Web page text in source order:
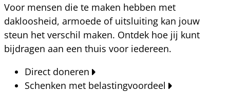
Voor mensen die te maken hebben met
dakloosheid, armoede of uitsluiting kan jouw
steun het verschil maken. Ontdek hoe jij kunt
bijdragen aan een thuis voor iedereen.
Direct doneren
Schenken met belastingvoordeel